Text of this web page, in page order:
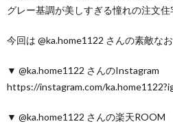
グレー基調が美しすぎる憧れの注文住
今回は @ka.home1122 さんの素敵な
▼ @ka.home1122 さんのInstagram
https://instagram.com/
▼ @ka.home1122 さんの楽天ROOM